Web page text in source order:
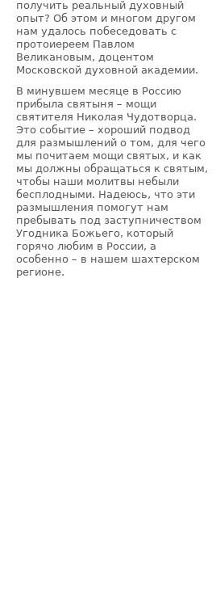
получить реальный духовный
опыт? Об этом и многом другом
нам удалось побеседовать с
протоиереем Павлом
Великановым, доцентом
Московской духовной академии.
В минувшем месяце в Россию
прибыла святыня – мощи
святителя Николая Чудотворца.
Это событие – хороший подвод
для размышлений о том, для чего
мы почитаем мощи святых, и как
мы должны обращаться к святым,
чтобы наши молитвы небыли
бесплодными. Надеюсь, что эти
размышления помогут нам
пребывать под заступничеством
Угодника Божьего, который
горячо любим в России, а
особенно – в нашем шахтерском
регионе.